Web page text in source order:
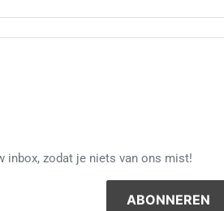
inbox, zodat je niets van ons mist!